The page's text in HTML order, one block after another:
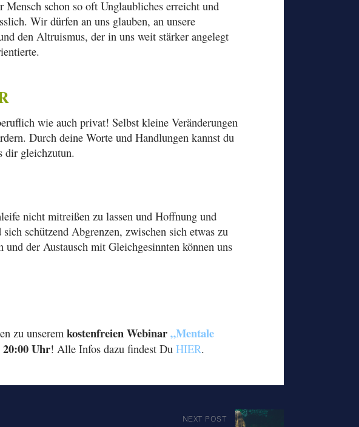
Mensch schon so oft Unglaubliches erreicht und
Wir dürfen an uns glauben, an unsere
den Altruismus, der in uns weit stärker angelegt
wie auch privat! Selbst kleine Veränderungen
Durch deine Worte und Handlungen kannst du
dir gleichzutun.
nicht mitreißen zu lassen und Hoffnung und
schützend Abgrenzen, zwischen sich etwas zu
der Austausch mit Gleichgesinnten können uns
zu unserem kostenfreien Webinar„Mentale
Uhr! Alle Infos dazu findest Du HIER.
NEXT POST